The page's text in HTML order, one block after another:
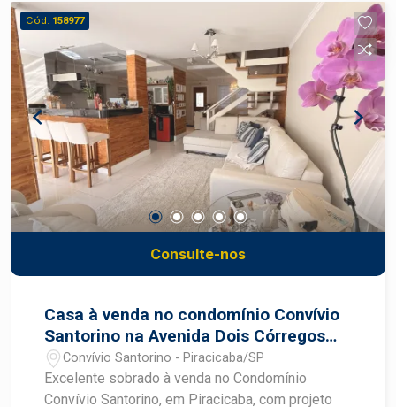
Cód. 158977
Consulte-nos
Casa à venda no condomínio Convívio
Santorino na Avenida Dois Córregos
em Piracicaba
Convívio Santorino - Piracicaba/SP
Excelente sobrado à venda no Condomínio
Convívio Santorino, em Piracicaba, com projeto